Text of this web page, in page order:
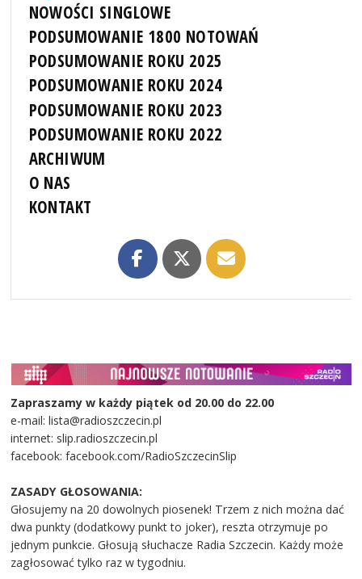
NOWOŚCI SINGLOWE
PODSUMOWANIE 1800 NOTOWAŃ
PODSUMOWANIE ROKU 2025
PODSUMOWANIE ROKU 2024
PODSUMOWANIE ROKU 2023
PODSUMOWANIE ROKU 2022
ARCHIWUM
O NAS
KONTAKT
Zapraszamy w każdy piątek od 20.00 do 22.00
e-mail: lista@radioszczecin.pl
internet: slip.radioszczecin.pl
facebook: facebook.com/RadioSzczecinSlip
ZASADY GŁOSOWANIA:
Głosujemy na 20 dowolnych piosenek! Trzem z nich można dać
dwa punkty (dodatkowy punkt to joker), reszta otrzymuje po
jednym punkcie. Głosują słuchacze Radia Szczecin. Każdy może
zagłosować tylko raz w tygodniu.